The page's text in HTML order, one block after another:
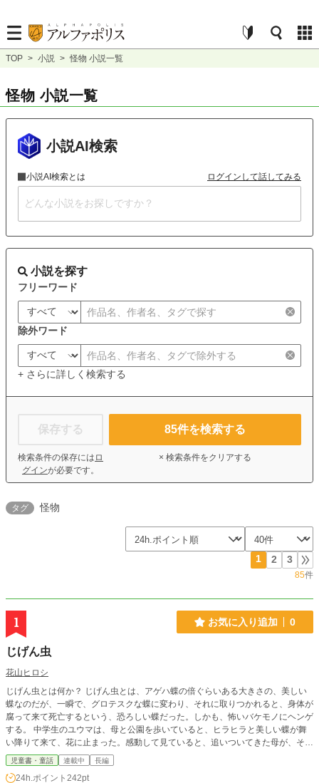
TOP > 小説 > 怪物 小説一覧
怪物 小説一覧
小説AI検索
小説AI検索とは ログインして話してみる
小説を探す
フリーワード
除外ワード
+ さらに詳しく検索する
保存する
検索条件の保存には ロ
グインが必要です。
85件を検索する
× 検索条件をクリアする
タグ 怪物
1 2 3
85件
1 お気に入り追加 0
じげん虫
花山ヒロシ
じげん虫とは何か？ じげん虫とは、アゲハ蝶の倍ぐらいある大きさの、美しい
蝶なのだが、一瞬で、グロテスクな蝶に変わり、それに取りつかれると、身体が
腐って来て死亡するという、恐ろしい蝶だった。しかも、怖いバケモノにヘンゲ
する。 中学生のユウマは、母と公園を歩いていると、ヒラヒラと美しい蝶が舞
い降りて来て、花に止まった。感動して見ていると、追いついてきた母が、その
蝶を見たら、急にどす黒い蝶に変わって、母の顔に張りついた。母は痛い痛いと
言って倒れ込み、意識がなくなる。救急車で病院へ運ばれるが、医師の直ぐに意
識が回復しますという言葉にも関わらず、母の意識は全く回復しなかった。 ユ
児童書・童話 連載中 長編
24h.ポイント 242pt